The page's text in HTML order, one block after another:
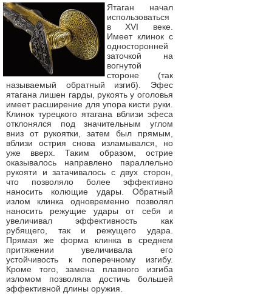
Ятаган начал
использоваться
в XVI веке.
Имеет клинок с
односторонней
заточкой на
вогнутой
стороне (так
называемый обратный изгиб). Эфес
ятагана лишен гарды, рукоять у оголовья
имеет расширение для упора кисти руки.
Клинок турецкого ятагана вблизи эфеса
отклонялся под значительным углом
вниз от рукоятки, затем был прямым,
вблизи острия снова изламывался, но
уже вверх. Таким образом, острие
оказывалось направлено параллельно
рукояти и затачивалось с двух сторон,
что позволяло более эффективно
наносить колющие удары. Обратный
излом клинка одновременно позволял
наносить режущие удары от себя и
увеличивал эффективность как
рубящего, так и режущего удара.
Прямая же форма клинка в среднем
притяжении увеличивала его
устойчивость к поперечному изгибу.
Кроме того, замена плавного изгиба
изломом позволяла достичь большей
эффективной длины оружия.